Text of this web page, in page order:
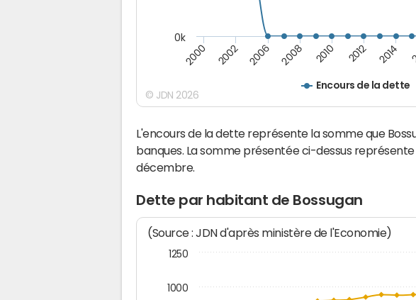
Encours de la dette
2000 2002 2006 2008 2010 2012 2014
0k
© JDN 2026
L'encours de la dette représente la somme que
banques. La somme présentée ci-dessus représente
décembre.
Dette par habitant de Bossugan
(Source : JDN d'après ministère de l'Economie)
1000
1250